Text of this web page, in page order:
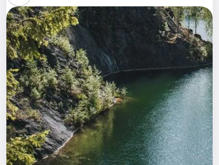
Стендап
Выставки
Квесты
Экскурсии
Спорт
События
Города